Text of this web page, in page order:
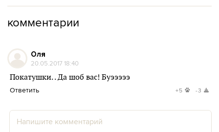
комментарии
Оля
20.05.2017 18:40
Покатушки. . Да шоб вас! Буэээээ
Ответить +5 -3